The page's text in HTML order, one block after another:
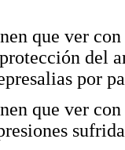
que ver
del
por
que ver